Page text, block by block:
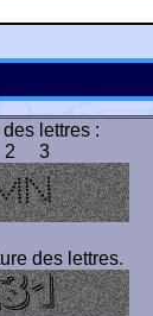
lettres :
3
des lettres.